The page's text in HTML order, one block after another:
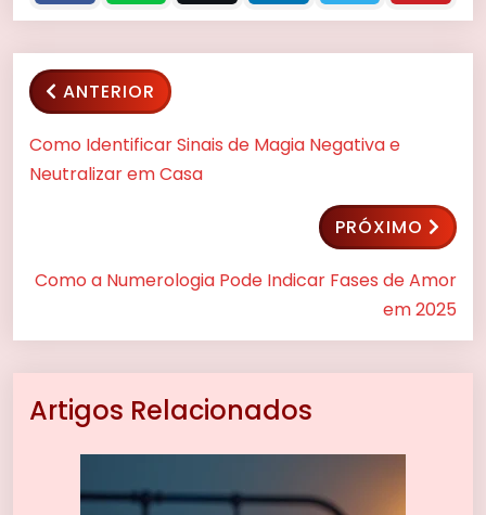
ANTERIOR
Como Identificar Sinais de Magia Negativa e
Neutralizar em Casa
PRÓXIMO
Como a Numerologia Pode Indicar Fases de Amor
em 2025
Artigos Relacionados